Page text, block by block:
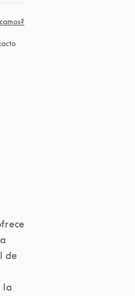
de
la